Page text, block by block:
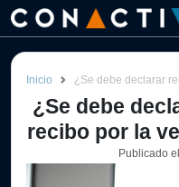
Inicio ¿Se debe declarar renta
¿Se debe
recibo por la
Publicado el